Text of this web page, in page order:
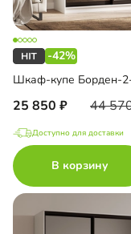
-42%
Шкаф-купе Борден-
25 850 44
Доступно для доставки
В корзину